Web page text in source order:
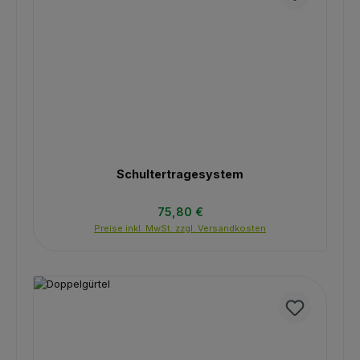
Schultertragesystem
Regulärer Preis:
75,80 €
Preise inkl. MwSt. zzgl. Versandkosten